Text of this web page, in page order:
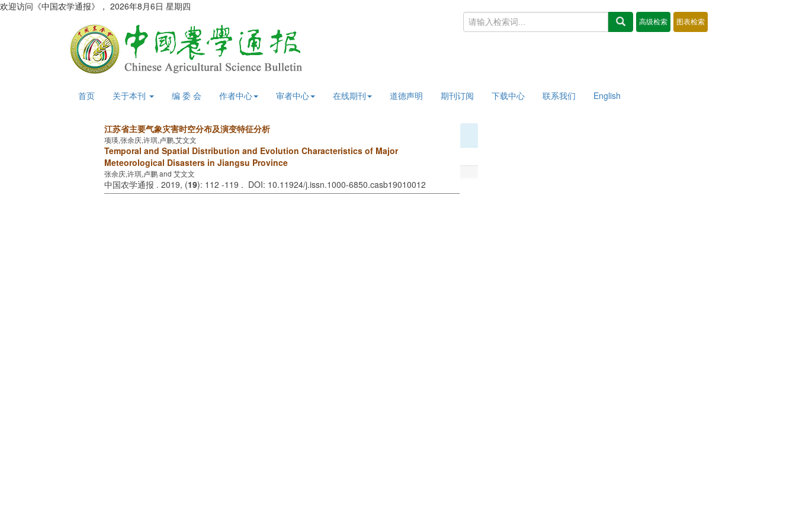
欢迎访问《中国农学通报》， 2026年8月6日 星期四
首页 关于本刊 编 委 会 作者中心 审者中心 在线期刊 道德声明 期刊订阅 下载中心 联系我们 English
江苏省主要气象灾害时空分布及演变特征分析
项瑛,张余庆,许琪,卢鹏,艾文文
Temporal and Spatial Distribution and Evolution Characteristics of Major
Meteorological Disasters in Jiangsu Province
张余庆,许琪,卢鹏 and 艾文文
中国农学通报 . 2019, (19): 112 -119 . DOI: 10.11924/j.issn.1000-6850.casb19010012